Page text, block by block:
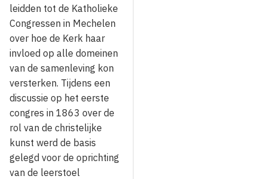
leidden tot de Katholieke
Congressen in Mechelen
over hoe de Kerk haar
invloed op alle domeinen
van de samenleving kon
versterken. Tijdens een
discussie op het eerste
congres in 1863 over de
rol van de christelijke
kunst werd de basis
gelegd voor de oprichting
van de leerstoel